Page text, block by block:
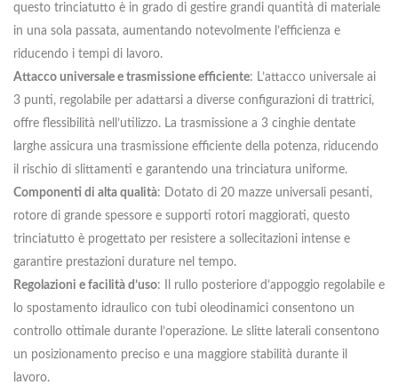
questo trinciatutto è in grado di gestire grandi quantità di materiale
in una sola passata, aumentando notevolmente l’efficienza e
riducendo i tempi di lavoro.
Attacco universale e trasmissione efficiente: L’attacco universale ai
3 punti, regolabile per adattarsi a diverse configurazioni di trattrici,
offre flessibilità nell’utilizzo. La trasmissione a 3 cinghie dentate
larghe assicura una trasmissione efficiente della potenza, riducendo
il rischio di slittamenti e garantendo una trinciatura uniforme.
Componenti di alta qualità: Dotato di 20 mazze universali pesanti,
rotore di grande spessore e supporti rotori maggiorati, questo
trinciatutto è progettato per resistere a sollecitazioni intense e
garantire prestazioni durature nel tempo.
Regolazioni e facilità d’uso: Il rullo posteriore d’appoggio regolabile e
lo spostamento idraulico con tubi oleodinamici consentono un
controllo ottimale durante l’operazione. Le slitte laterali consentono
un posizionamento preciso e una maggiore stabilità durante il
lavoro.